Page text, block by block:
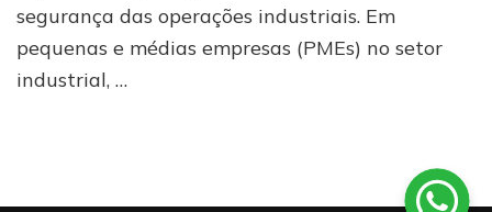
e
segurança
segurança das operações industriais. Em
pequenas e médias empresas (PMEs) no setor
industrial, …